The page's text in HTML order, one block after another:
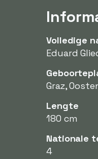
Volledige
Eduard
Graz,
Lengte
180 cm
Nationale
4